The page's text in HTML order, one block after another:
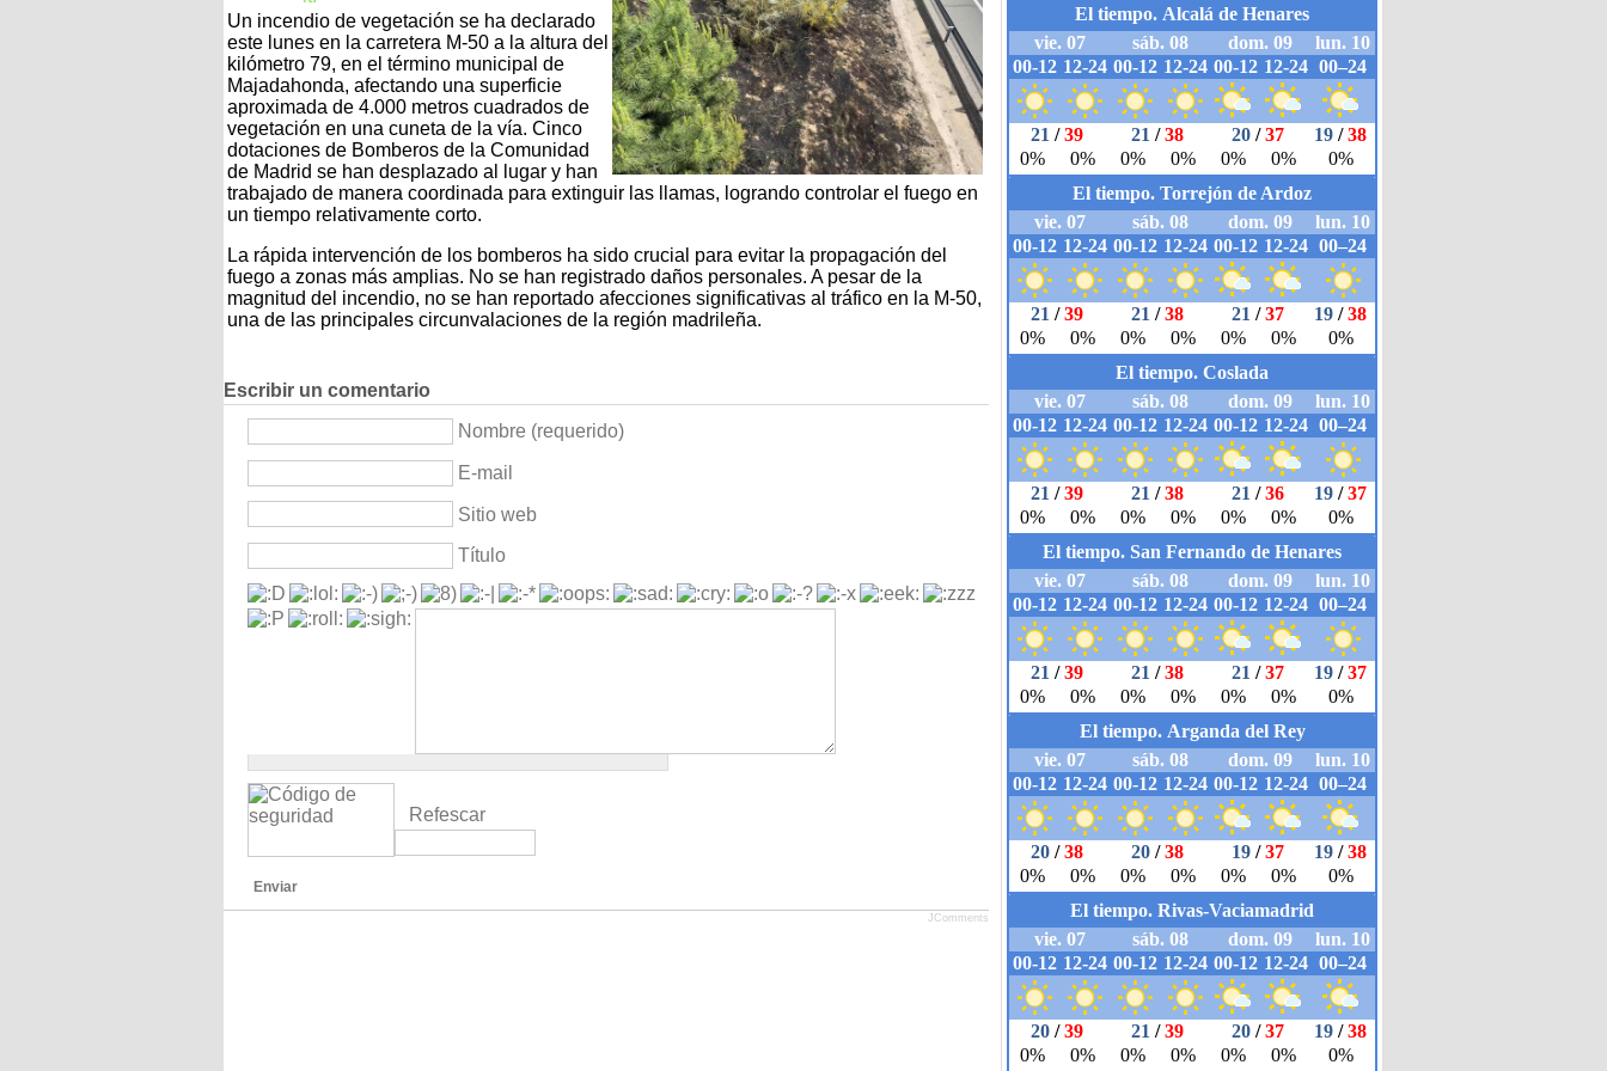
Un incendio de vegetación se ha declarado
este lunes en la carretera M-50 a la altura del
kilómetro 79, en el término municipal de
Majadahonda, afectando una superficie
aproximada de 4.000 metros cuadrados de
vegetación en una cuneta de la vía. Cinco
dotaciones de Bomberos de la Comunidad
de Madrid se han desplazado al lugar y han
trabajado de manera coordinada para extinguir las llamas, logrando controlar el fuego en
un tiempo relativamente corto.
La rápida intervención de los bomberos ha sido crucial para evitar la propagación del
fuego a zonas más amplias. No se han registrado daños personales. A pesar de la
magnitud del incendio, no se han reportado afecciones significativas al tráfico en la M-50,
una de las principales circunvalaciones de la región madrileña.
Escribir un comentario
Nombre (requerido)
E-mail
Sitio web
Título
Refescar
Enviar
JComments